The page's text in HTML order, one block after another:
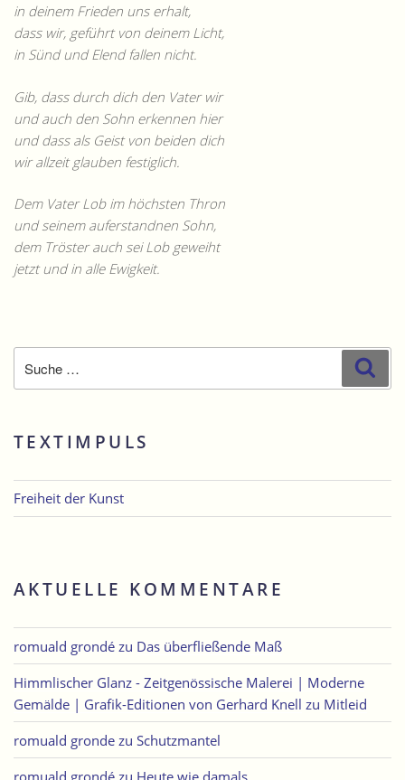
in deinem Frieden uns erhalt,
dass wir, geführt von deinem Licht,
in Sünd und Elend fallen nicht.
Gib, dass durch dich den Vater wir
und auch den Sohn erkennen hier
und dass als Geist von beiden dich
wir allzeit glauben festiglich.
Dem Vater Lob im höchsten Thron
und seinem auferstandnen Sohn,
dem Tröster auch sei Lob geweiht
jetzt und in alle Ewigkeit.
nach:
TEXTIMPULS
Freiheit der Kunst
AKTUELLE KOMMENTARE
romuald grondé zu Das überfließende Maß
Himmlischer Glanz - Zeitgenössische Malerei | Moderne
Gemälde | Grafik-Editionen von Gerhard Knell zu Mitleid
romuald gronde zu Schutzmantel
romuald grondé zu Heute wie damals